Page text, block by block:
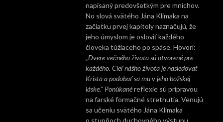
napísaný predovšetkým pre mníchov.
No slová svätého Jána Klimaka na
začiatku prvej kapitoly naznačujú, že
jeho úmyslom je osloviť každého
človeka túžiaceho po spáse. Hovorí:
„Dvere večného života sú otvorené pre
každého. Cieľ nášho života je nasledovať
Krista a podobať sa mu v jeho božskej
láske.“ Ponúkanéreflexie sú prípravou
na farské formačné stretnutia. Venujú
sa učeniu svätého Jána Klimaka
o stupňoch duchovného výstupu,